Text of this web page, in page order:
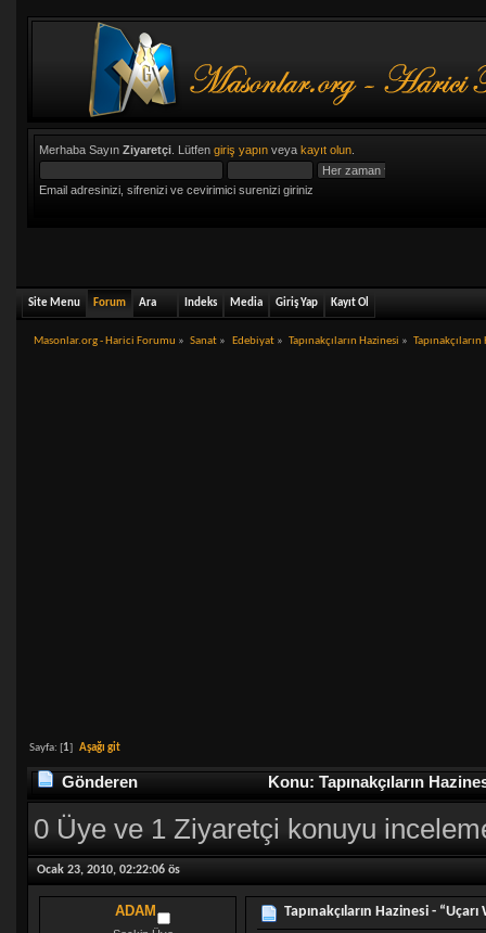
Merhaba Sayın Ziyaretçi. Lütfen giriş yapınveya kayıt olun.
Email adresinizi, sifrenizi ve cevirimici surenizi giriniz
Site Menu Forum Ara Indeks Media Giriş Yap Kayıt Ol
Masonlar.org - Harici Forumu » Sanat » Edebiyat» Tapınakçıların Hazinesi »
Sayfa: [1] Aşağı git
Gönderen Konu: Tapınakçıların
0 Üye ve 1 Ziyaretçi konuyu
Ocak 23, 2010, 02:22:06 ös
ADAM Tapınakçıların Hazinesi - “Uçarı